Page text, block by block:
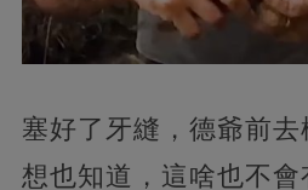
塞好了牙縫，德爺前去
想也知道，這啥也不